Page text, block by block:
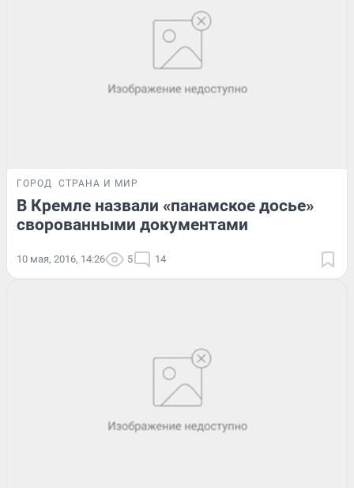
ГОРОД СТРАНА И МИР
В Кремле назвали «панамское досье»
сворованными документами
10 мая, 2016, 14:26 5 14